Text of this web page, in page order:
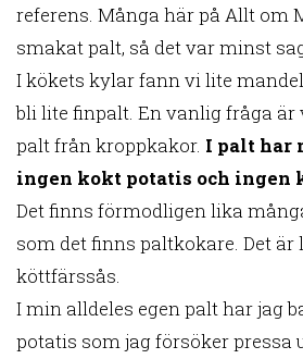
referens. Många här på Allt om
smakat palt, så det var minst
I kökets kylar fann vi lite
bli lite finpalt. En vanlig fråga är
palt från kroppkakor. I palt har
ingen kokt potatis och ingen
Det finns förmodligen lika
som det finns paltkokare. Det är
köttfärssås.
I min alldeles egen palt har jag
potatis som jag försöker pressa